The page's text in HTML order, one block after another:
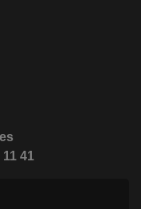
ventana nueva)
en ventana nueva)
11 41